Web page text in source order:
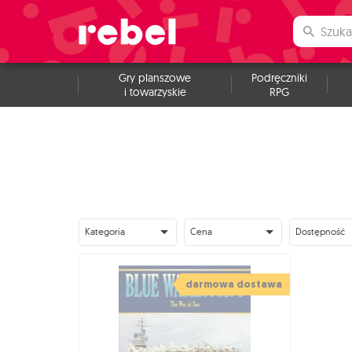
Gry planszowe
i towarzyskie
Podręczniki
RPG
Kategoria Cena Dostępność
darmowa dostawa